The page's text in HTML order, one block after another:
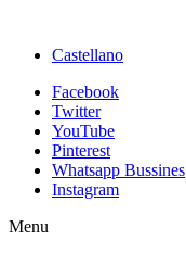
Castellano
Facebook
Twitter
YouTube
Pinterest
Whatsapp Bussines
Instagram
Menu